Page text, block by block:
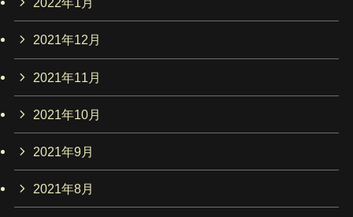
2021年12月
2021年11月
2021年10月
2021年9月
2021年8月